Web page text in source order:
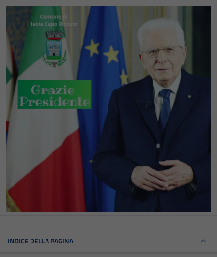
INDICE DELLA PAGINA